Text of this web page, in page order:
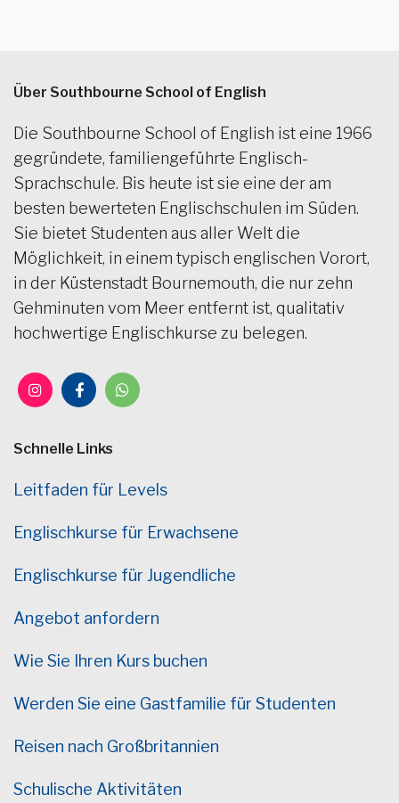
Über Southbourne School of English
Die Southbourne School of English ist eine 1966
gegründete, familiengeführte Englisch-
Sprachschule. Bis heute ist sie eine der am
besten bewerteten Englischschulen im Süden.
Sie bietet Studenten aus aller Welt die
Möglichkeit, in einem typisch englischen Vorort,
in der Küstenstadt Bournemouth, die nur zehn
Gehminuten vom Meer entfernt ist, qualitativ
hochwertige Englischkurse zu belegen.
Schnelle Links
Leitfaden für Levels
Englischkurse für Erwachsene
Englischkurse für Jugendliche
Angebot anfordern
Wie Sie Ihren Kurs buchen
Werden Sie eine Gastfamilie für Studenten
Reisen nach Großbritannien
Schulische Aktivitäten